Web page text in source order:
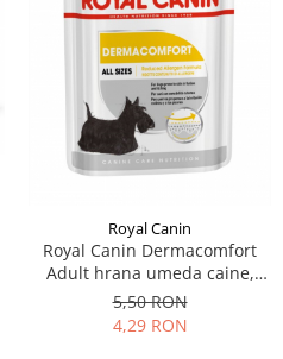
Royal Canin
Royal Canin Dermacomfort
Adult hrana umeda caine,
prevenirea iritatiilor pielii
(loaf), 85 g
5,50 RON
4,29 RON